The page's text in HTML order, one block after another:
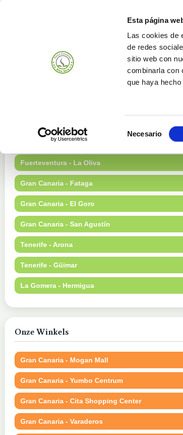
Esta página
Las cookies de
de redes
sitio web con
combinarla con
que haya
Necesario
Produits
Fuerteventura - Gran Tarajal
Fuerteventura - La Oliva
Gran Canaria - Fataga
Gran Canaria - El Goro
Gran Canaria - San Agustín
Tenerife - Arona
Tenerife - Güimar
La Gomera - Hermigua
Onze Winkels
Gran Canaria - Mogan Mall
Gran Canaria - Yumbo Centrum
Gran Canaria - Cita Shopping Center
Gran Canaria - Varaderos